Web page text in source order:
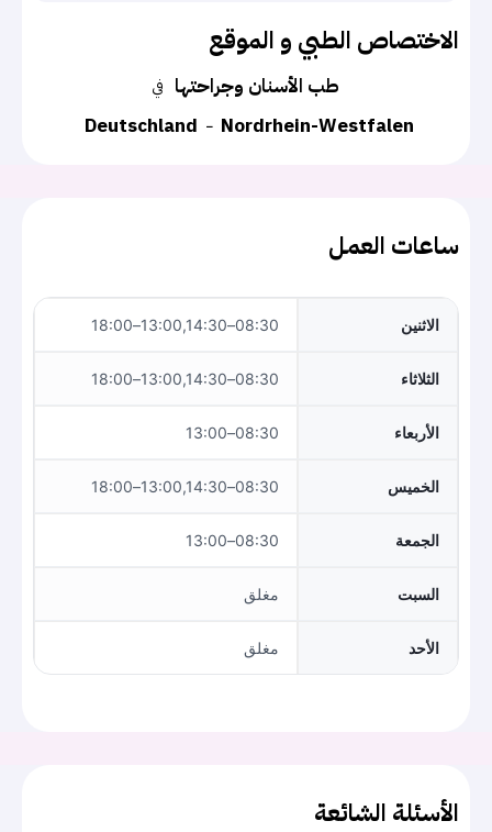
الاختصاص الطبي و الموقع
في طب الأسنان وجراحتها
Deutschland
Nordrhein-Westfalen
ساعات العمل
الاثنين 08:30–13:00,14:30–18:00
الثلاثاء 08:30–13:00,14:30–18:00
الأربعاء 08:30–13:00
الخميس 08:30–13:00,14:30–18:00
الجمعة 08:30–13:00
السبت مغلق
الأحد مغلق
الأسئلة الشائعة